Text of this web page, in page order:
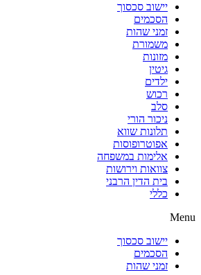
יישוב סכסוך
הסכמים
זמני שהות
משמורת
מזונות
גיטין
ילדים
רכוש
סלב
ניכור הורי
תלונות שווא
אפוטרופוסות
אלימות במשפחה
צוואות וירושות
בית הדין הרבני
כללי
Menu
יישוב סכסוך
הסכמים
זמני שהות